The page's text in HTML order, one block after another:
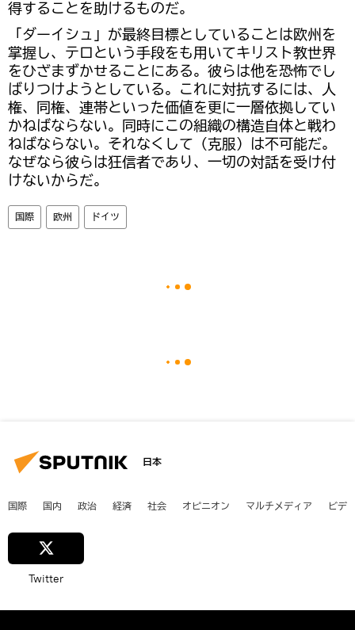
得することを助けるものだ。
「ダーイシュ」が最終目標としていることは欧州を
掌握し、テロという手段をも用いてキリスト教世界
をひざまずかせることにある。彼らは他を恐怖でし
ばりつけようとしている。これに対抗するには、人
権、同権、連帯といった価値を更に一層依拠してい
かねばならない。同時にこの組織の構造自体と戦わ
ねばならない。それなくして（克服）は不可能だ。
なぜなら彼らは狂信者であり、一切の対話を受け付
けないからだ。
国際 欧州 ドイツ
日本
国際 国内 政治 経済 社会 オピニオン マルチメディア ビデ
Twitter